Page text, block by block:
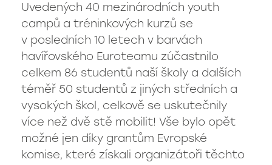
Uvedených 40 mezinárodních youth
campů a tréninkových kurzů se
v posledních 10 letech v barvách
havířovského Euroteamu zúčastnilo
celkem 86 studentů naší školy a dalších
téměř 50 studentů z jiných středních a
vysokých škol, celkově se uskutečnily
více než dvě stě mobilit! Vše bylo opět
možné jen díky grantům Evropské
komise, které získali organizátoři těchto